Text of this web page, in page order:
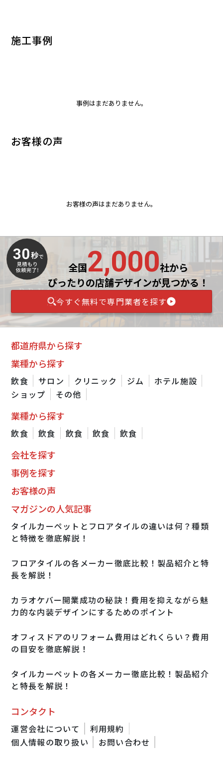
施工事例
事例はまだありません。
お客様の声
お客様の声はまだありません。
全国2,000社から
ぴったりの店舗デザインが見つかる！
今すぐ無料で専門業者を探す
都道府県から探す
業種から探す
飲食 サロン クリニック ジム
ホテル施設
ショップ
その他
業種から探す
飲食 飲食 飲食 飲食 飲食
会社を探す
事例を探す
お客様の声
マガジンの人気記事
タイルカーペットとフロアタイルの違いは何？種類
と特徴を徹底解説！
フロアタイルの各メーカー徹底比較！製品紹介と特
長を解説！
カラオケバー開業成功の秘訣！費用を抑えながら魅
力的な内装デザインにするためのポイント
オフィスドアのリフォーム費用はどれくらい？費用
の目安を徹底解説！
タイルカーペットの各メーカー徹底比較！製品紹介
と特長を解説！
コンタクト
運営会社について
利用規約
個人情報の取り扱い
お問い合わせ